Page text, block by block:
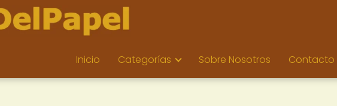
Inicio Categorías Sobre Nosotros Contacto